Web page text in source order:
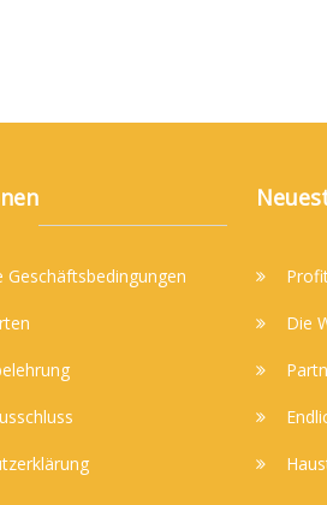
Geschäftsbedingungen
Die